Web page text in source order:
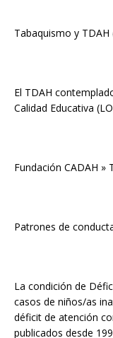
Tabaquismo y TDAH
El TDAH
Calidad Educativa
Fundación CADAH »
Patrones de
La condición de
casos de niños/as
déficit de atención
publicados desde